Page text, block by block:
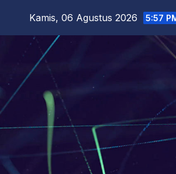
content
Kamis, 06 Agustus 2026 5:57